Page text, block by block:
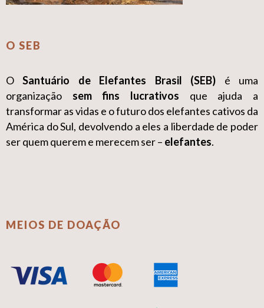
O SEB
OSantuário de Elefantes Brasil (SEB) é uma
organização sem fins lucrativos que ajuda a
transformar as vidas e o futuro dos elefantes cativos da
América do Sul, devolvendo a eles a liberdade de poder
ser quem querem e merecem ser – elefantes.
MEIOS DE DOAÇÃO